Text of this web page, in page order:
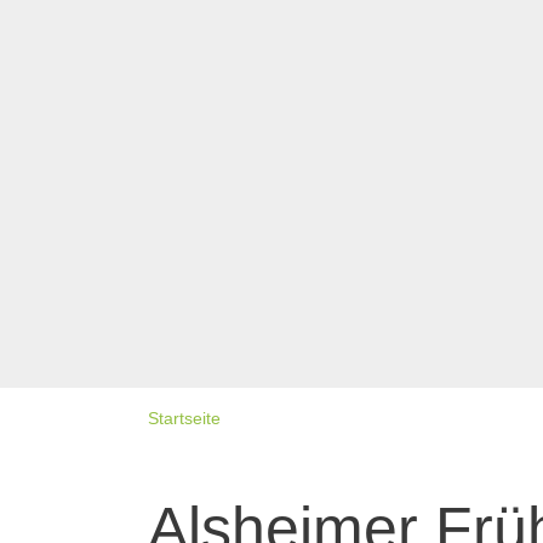
Startseite
Alsheimer